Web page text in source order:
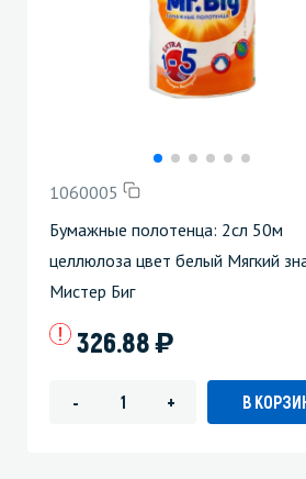
1060005
Бумажные полотенца: 2сл 50м
целлюлоза цвет белый Мягкий
Мистер Биг
326.88)
- + В